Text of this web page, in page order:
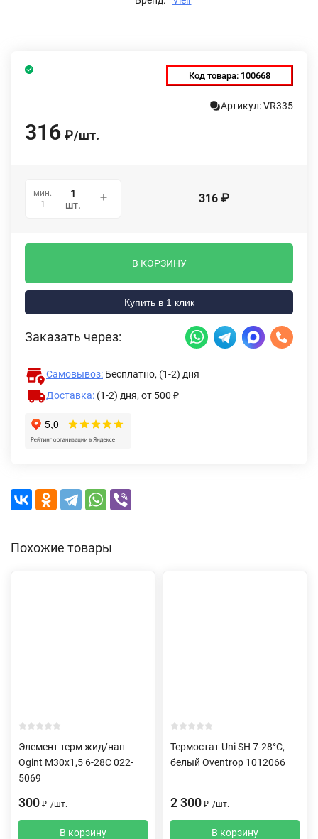
Код товара: 100668
Артикул: VR335
316 ₽/шт.
мин.
1
шт. 316 ₽
В КОРЗИНУ
Купить в 1 клик
Заказать через:
Самовывоз: Бесплатно, (1-2) дня
Доставка: (1-2) дня, от 500 ₽
Похожие товары
Элемент терм жид/нап
Ogint М30x1,5 6-28C 022-
5069
300 ₽ /шт.
В корзину
Термостат Uni SH 7-28°C,
белый Oventrop 1012066
2 300 ₽ /шт.
В корзину